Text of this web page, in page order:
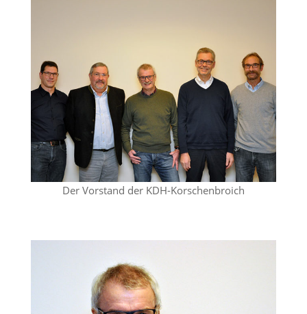
Der Vorstand der KDH-Korschenbroich